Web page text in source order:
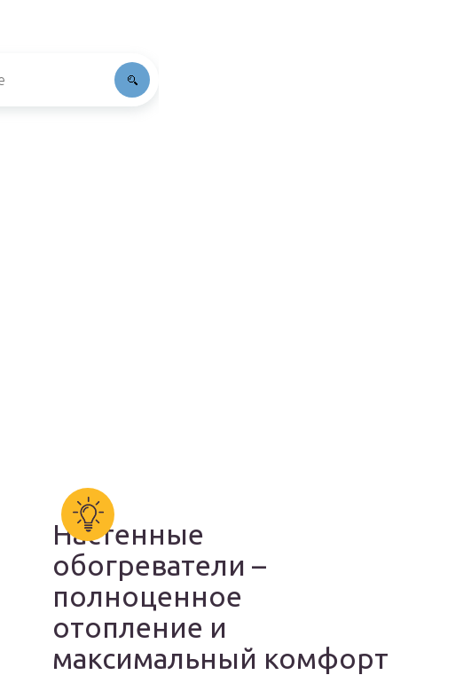
Настенные
обогреватели –
полноценное
отопление и
максимальный комфорт